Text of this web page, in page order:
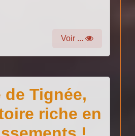
Voir ...
de Tignée,
riche en